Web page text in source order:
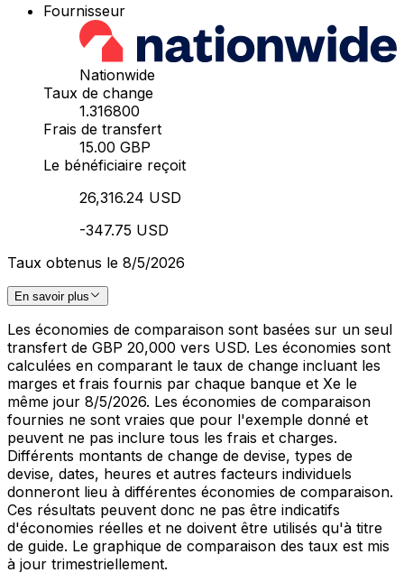
Fournisseur
Nationwide
Taux de change
1.316800
Frais de transfert
15.00 GBP
Le bénéficiaire reçoit
26,316.24 USD
-347.75 USD
Taux obtenus le 8/5/2026
En savoir plus
Les économies de comparaison sont basées sur un seul
transfert de GBP 20,000 vers USD. Les économies sont
calculées en comparant le taux de change incluant les
marges et frais fournis par chaque banque et Xe le
même jour 8/5/2026. Les économies de comparaison
fournies ne sont vraies que pour l'exemple donné et
peuvent ne pas inclure tous les frais et charges.
Différents montants de change de devise, types de
devise, dates, heures et autres facteurs individuels
donneront lieu à différentes économies de comparaison.
Ces résultats peuvent donc ne pas être indicatifs
d'économies réelles et ne doivent être utilisés qu'à titre
de guide. Le graphique de comparaison des taux est mis
à jour trimestriellement.